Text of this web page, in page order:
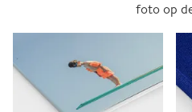
foto op